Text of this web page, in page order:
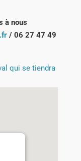
à nous
/ 06 27 47 49
qui se tiendra